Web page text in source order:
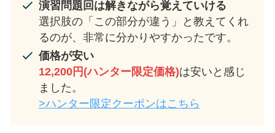
演習問題回は解きながら覚えていける
選択肢の「この部分が違う」と教えてくれ
るのが、非常に分かりやすかったです。
価格が安い
12,200円(ハンター限定価格)は安いと感じ
ました。
>ハンター限定クーポンはこちら